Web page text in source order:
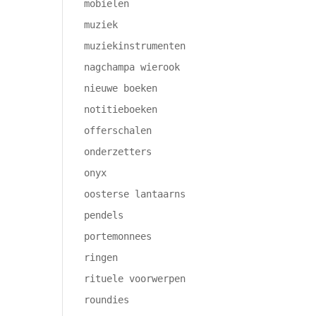
mobielen
muziek
muziekinstrumenten
nagchampa wierook
nieuwe boeken
notitieboeken
offerschalen
onderzetters
onyx
oosterse lantaarns
pendels
portemonnees
ringen
rituele voorwerpen
roundies